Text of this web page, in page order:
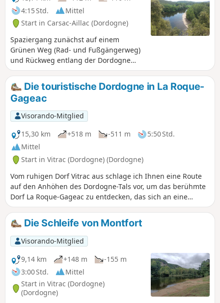
4:15 Std.
Mittel
Start in Carsac-Aillac (Dordogne)
Spaziergang zunächst auf einem
Grünen Weg (Rad- und Fußgängerweg)
und Rückweg entlang der Dordogne
und dem Schloss Montfort, bevor Sie
über den Grünen Weg zurückkehren.
Die touristische Dordogne in La Roque-
Gageac
Visorando-Mitglied
15,30 km
+518 m -511 m
5:50 Std.
Mittel
Start in Vitrac (Dordogne) (Dordogne)
Vom ruhigen Dorf Vitrac aus schlage ich Ihnen eine Route
auf den Anhöhen des Dordogne-Tals vor, um das berühmte
Dorf La Roque-Gageac zu entdecken, das sich an eine
Felswand schmiegt.
Die Schleife von Montfort
Visorando-Mitglied
9,14 km
+148 m
-155 m
3:00 Std.
Mittel
Start in Vitrac (Dordogne)
(Dordogne)